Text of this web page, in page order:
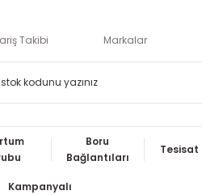
Takibi Markalar
Boru
Bağlantıları
Tesisat
Kampanyalı